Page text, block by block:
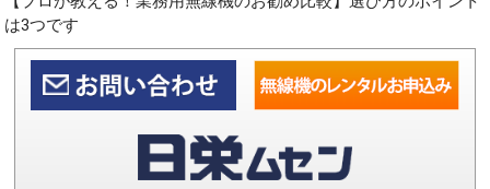
は3つです